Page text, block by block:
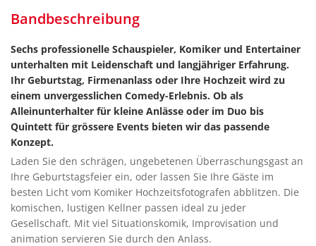
Bandbeschreibung
Sechs professionelle Schauspieler, Komiker und Entertainer
unterhalten mit Leidenschaft und langjähriger Erfahrung.
Ihr Geburtstag, Firmenanlass oder Ihre Hochzeit wird zu
einem unvergesslichen Comedy-Erlebnis. Ob als
Alleinunterhalter für kleine Anlässe oder im Duo bis
Quintett für grössere Events bieten wir das passende
Konzept.
Laden Sie den schrägen, ungebetenen Überraschungsgast an
Ihre Geburtstagsfeier ein, oder lassen Sie Ihre Gäste im
besten Licht vom Komiker Hochzeitsfotografen abblitzen. Die
komischen, lustigen Kellner passen ideal zu jeder
Gesellschaft. Mit viel Situationskomik, Improvisation und
animation servieren Sie durch den Anlass.